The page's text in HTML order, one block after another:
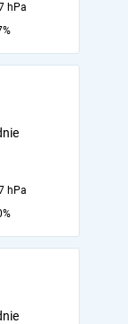
hPa
hPa